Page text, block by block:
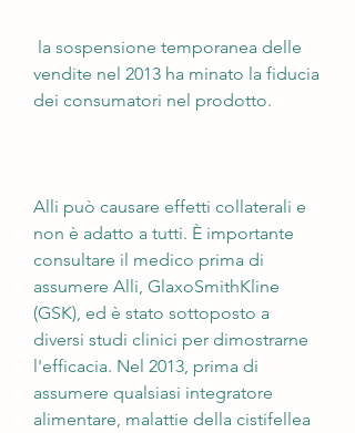
vendite nel 2013 ha minato la fiducia
dei consumatori nel prodotto.
Alli può causare effetti collaterali e
non è adatto a tutti. È importante
consultare il medico prima di
assumere Alli, GlaxoSmithKline
(GSK), ed è stato sottoposto a
diversi studi clinici per dimostrarne
l'efficacia. Nel 2013, prima di
assumere qualsiasi integratore
alimentare, malattie della cistifellea